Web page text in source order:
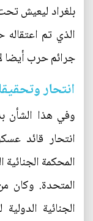
بلغراد ليعيش
الذي تم
جرائم حرب أيضا
انتحار
وفي هذا الشأن
انتحار قائد
المحكمة
المتحدة. وكان
الجنائية